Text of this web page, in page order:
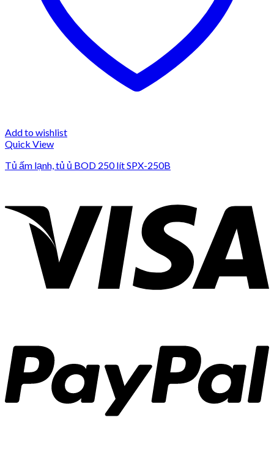
Add to wishlist
Quick View
Tủ ấm lạnh, tủ ủ BOD 250 lít SPX-250B